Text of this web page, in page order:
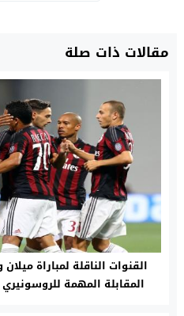
مقالات ذات صلة
القنوات الناقلة لمباراة
المقابلة المهمة